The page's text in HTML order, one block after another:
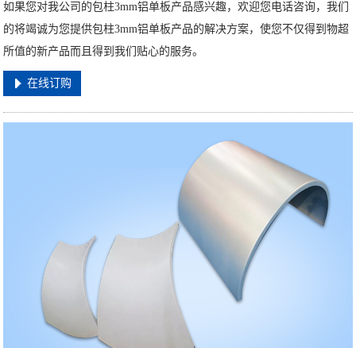
如果您对我公司的包柱3mm铝单板产品感兴趣，欢迎您电话咨询，我们
的将竭诚为您提供包柱3mm铝单板产品的解决方案，使您不仅得到物超
所值的新产品而且得到我们贴心的服务。
在线订购